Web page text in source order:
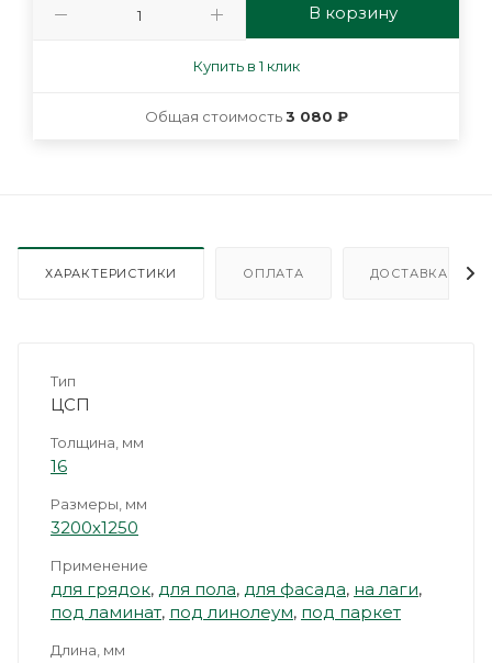
В корзину
Купить в 1 клик
Общая стоимость3 080 ₽
ХАРАКТЕРИСТИКИ ОПЛАТА ДОСТАВКА
Тип
ЦСП
Толщина, мм
16
Размеры, мм
3200х1250
Применение
для грядок, для пола, для фасада, на лаги,
под ламинат, под линолеум, под паркет
Длина, мм